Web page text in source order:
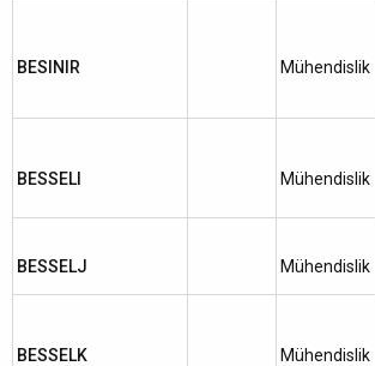
BESINIR Mühendislik
BESSELI Mühendislik
BESSELJ Mühendislik
BESSELK Mühendislik